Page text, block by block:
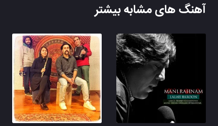
آهنگ های مشابه بیشتر